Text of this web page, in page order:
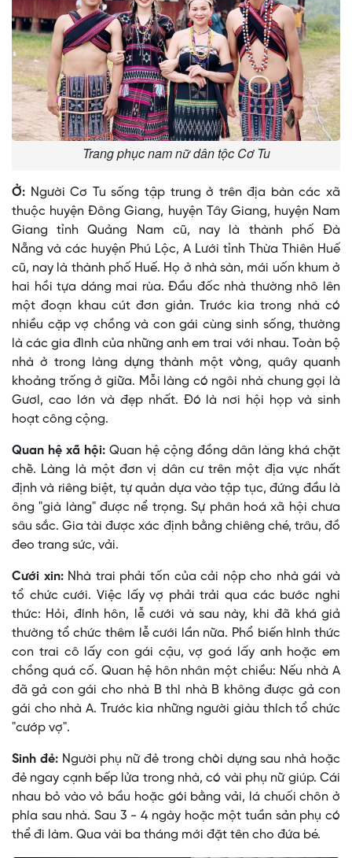
Trang phục nam nữ dân tộc Cơ Tu
Ở: Người Cơ Tu sống tập trung ở trên địa bàn các xã
thuộc huyện Đông Giang, huyện Tây Giang, huyện Nam
Giang tỉnh Quảng Nam cũ, nay là thành phố Đà
Nẵng và các huyện Phú Lộc, A Lưới tỉnh Thừa Thiên Huế
cũ, nay là thành phố Huế. Họ ở nhà sàn, mái uốn khum ở
hai hồi tựa dáng mai rùa. Ðầu đốc nhà thường nhô lên
một đoạn khau cút đơn giản. Trước kia trong nhà có
nhiều cặp vợ chồng và con gái cùng sinh sống, thường
là các gia đình của những anh em trai với nhau. Toàn bộ
nhà ở trong làng dựng thành một vòng, quây quanh
khoảng trống ở giữa. Mỗi làng có ngôi nhà chung gọi là
Gươl, cao lớn và đẹp nhất. Ðó là nơi hội họp và sinh
hoạt công cộng.
Quan hệ xã hội: Quan hệ cộng đồng dân làng khá chặt
chẽ. Làng là một đơn vị dân cư trên một địa vực nhất
định và riêng biệt, tự quản dựa vào tập tục, đứng đầu là
ông "già làng" được nể trọng. Sự phân hoá xã hội chưa
sâu sắc. Gia tài được xác định bằng chiêng ché, trâu, đồ
đeo trang sức, vải.
Cưới xin: Nhà trai phải tốn của cải nộp cho nhà gái và
tổ chức cưới. Việc lấy vợ phải trải qua các bước nghi
thức: Hỏi, đính hôn, lễ cưới và sau này, khi đã khá giả
thường tổ chức thêm lễ cưới lần nữa. Phổ biến hình thức
con trai cô lấy con gái cậu, vợ goá lấy anh hoặc em
chồng quá cố. Quan hệ hôn nhân một chiều: Nếu nhà A
đã gả con gái cho nhà B thì nhà B không được gả con
gái cho nhà A. Trước kia những người giàu thích tổ chức
"cướp vợ".
Sinh đẻ: Người phụ nữ đẻ trong chòi dựng sau nhà hoặc
đẻ ngay cạnh bếp lửa trong nhà, có vài phụ nữ giúp. Cái
nhau bỏ vào vỏ bầu hoặc gói bằng vải, lá chuối chôn ở
phía sau nhà. Sau 3 - 4 ngày hoặc một tuần sản phụ có
thể đi làm. Qua vài ba tháng mới đặt tên cho đứa bé.